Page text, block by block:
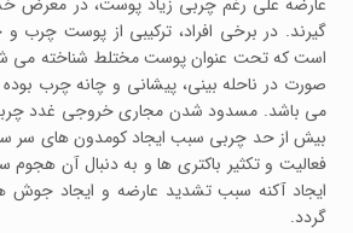
گیرند. در برخی افراد، ترکیبی از پوست چرب
است که تحت عنوان پوست مختلط شناخته می
صورت در ناحله بینی، پیشانی و چانه چرب
می باشد. مسدود شدن مجاری خروجی غدد
بیش از حد چربی سبب ایجاد کومدون های سر
فعالیت و تکثیر باکتری ها و به دنبال آن
ایجاد آکنه سبب تشدید عارضه و ایجاد جوش
گردد.